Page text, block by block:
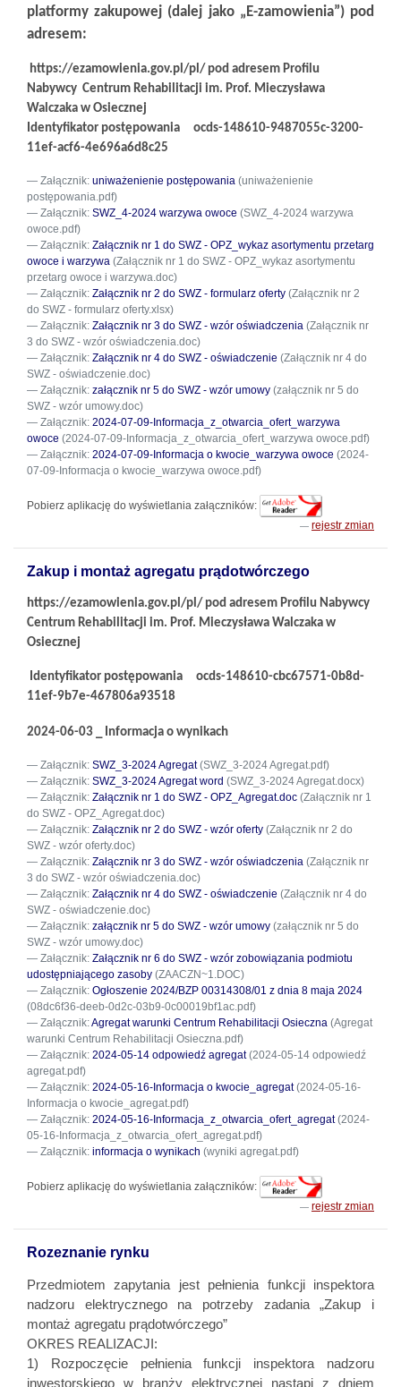
platformy zakupowej (dalej jako „E-zamowienia”) pod
adresem:
https://ezamowienia.gov.pl/pl/ pod adresem Profilu
Nabywcy Centrum Rehabilitacji im. Prof. Mieczysława
Walczaka w Osiecznej
Identyfikator postępowania
ocds-148610-9487055c-3200-
11ef-acf6-4e696a6d8c25
Załącznik: uniważenienie postępowania (uniważenienie
postępowania.pdf)
Załącznik: SWZ_4-2024 warzywa owoce (SWZ_4-2024 warzywa
owoce.pdf)
Załącznik: Załącznik nr 1 do SWZ - OPZ_wykaz asortymentu przetarg
owoce i warzywa (Załącznik nr 1 do SWZ - OPZ_wykaz asortymentu
przetarg owoce i warzywa.doc)
Załącznik: Załącznik nr 2 do SWZ - formularz oferty (Załącznik nr 2
do SWZ - formularz oferty.xlsx)
Załącznik: Załącznik nr 3 do SWZ - wzór oświadczenia (Załącznik nr
3 do SWZ - wzór oświadczenia.doc)
Załącznik: Załącznik nr 4 do SWZ - oświadczenie (Załącznik nr 4 do
SWZ - oświadczenie.doc)
Załącznik: załącznik nr 5 do SWZ - wzór umowy (załącznik nr 5 do
SWZ - wzór umowy.doc)
Załącznik: 2024-07-09-Informacja_z_otwarcia_ofert_warzywa
owoce (2024-07-09-Informacja_z_otwarcia_ofert_warzywa owoce.pdf)
Załącznik: 2024-07-09-Informacja o kwocie_warzywa owoce (2024-
07-09-Informacja o kwocie_warzywa owoce.pdf)
Pobierz aplikację do wyświetlania załączników:
rejestr zmian
Zakup i montaż agregatu prądotwórczego
https://ezamowienia.gov.pl/pl/ pod adresem Profilu Nabywcy
Centrum Rehabilitacji im. Prof. Mieczysława Walczaka w
Osiecznej
Identyfikator postępowania
ocds-148610-cbc67571-0b8d-
11ef-9b7e-467806a93518
2024-06-03 _ Informacja o wynikach
Załącznik: SWZ_3-2024 Agregat(SWZ_3-2024 Agregat.pdf)
Załącznik: SWZ_3-2024 Agregat word (SWZ_3-2024 Agregat.docx)
Załącznik: Załącznik nr 1 do SWZ - OPZ_Agregat.doc (Załącznik nr 1
do SWZ - OPZ_Agregat.doc)
Załącznik: Załącznik nr 2 do SWZ - wzór oferty (Załącznik nr 2 do
SWZ - wzór oferty.doc)
Załącznik: Załącznik nr 3 do SWZ - wzór oświadczenia (Załącznik nr
3 do SWZ - wzór oświadczenia.doc)
Załącznik: Załącznik nr 4 do SWZ - oświadczenie (Załącznik nr 4 do
SWZ - oświadczenie.doc)
Załącznik: załącznik nr 5 do SWZ - wzór umowy (załącznik nr 5 do
SWZ - wzór umowy.doc)
Załącznik: Załącznik nr 6 do SWZ - wzór zobowiązania podmiotu
udostępniającego zasoby (ZAACZN~1.DOC)
Załącznik: Ogłoszenie 2024/BZP 00314308/01 z dnia 8 maja 2024
(08dc6f36-deeb-0d2c-03b9-0c00019bf1ac.pdf)
Załącznik:Agregat warunki Centrum Rehabilitacji Osieczna (Agregat
warunki Centrum Rehabilitacji Osieczna.pdf)
Załącznik: 2024-05-14 odpowiedź agregat(2024-05-14 odpowiedź
agregat.pdf)
Załącznik: 2024-05-16-Informacja o kwocie_agregat(2024-05-16-
Informacja o kwocie_agregat.pdf)
Załącznik: 2024-05-16-Informacja_z_otwarcia_ofert_agregat(2024-
05-16-Informacja_z_otwarcia_ofert_agregat.pdf)
Załącznik: informacja o wynikach (wyniki agregat.pdf)
Pobierz aplikację do wyświetlania załączników:
rejestr zmian
Rozeznanie rynku
Przedmiotem zapytania jest pełnienia funkcji inspektora
nadzoru elektrycznego na potrzeby zadania „Zakup i
montaż agregatu prądotwórczego”
OKRES REALIZACJI:
1) Rozpoczęcie pełnienia funkcji inspektora nadzoru
inwestorskiego w branży elektrycznej nastąpi z dniem